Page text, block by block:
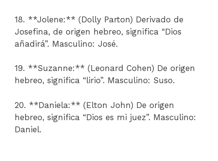
18. **Jolene:** (Dolly Parton) Derivado de
Josefina, de origen hebreo, significa “Dios
añadirá”. Masculino: José.
19. **Suzanne:** (Leonard Cohen) De origen
hebreo, significa “lirio”. Masculino: Suso.
20. **Daniela:** (Elton John) De origen
hebreo, significa “Dios es mi juez”. Masculino:
Daniel.